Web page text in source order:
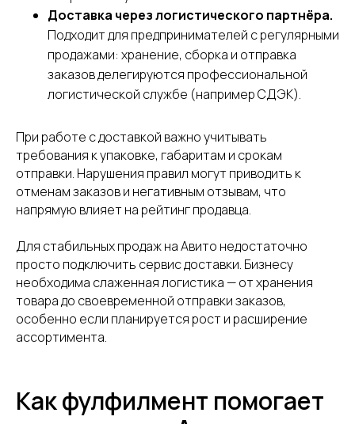
Доставка через логистического партнёра.
Подходит для предпринимателей с регулярными
продажами: хранение, сборка и отправка
заказов делегируются профессиональной
логистической службе (например СДЭК).
При работе с доставкой важно учитывать
требования к упаковке, габаритам и срокам
отправки. Нарушения правил могут приводить к
отменам заказов и негативным отзывам, что
напрямую влияет на рейтинг продавца.
Для стабильных продаж на Авито недостаточно
просто подключить сервис доставки. Бизнесу
необходима слаженная логистика — от хранения
товара до своевременной отправки заказов,
особенно если планируется рост и расширение
ассортимента.
Как фулфилмент помогает
©2000 — 2026, Курьерская компания СДЭК
г. Москва, 1-я улица
Измайловского
Зверинца, д.8
Адрес
Клиентам
Личный кабинет
Заключить договор
Карта сайта
интернет-магазинов
FBO
FBS
DBS
Сфокусируйтесь на продажах,
а остальное возьмём на себя
УЗНАТЬ СТОИМОСТЬ